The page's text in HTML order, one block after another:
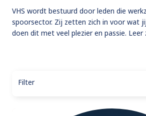
VHS wordt bestuurd door leden die
spoorsector. Zij zetten zich in voor wat
doen dit met veel plezier en passie. Leer
Filter